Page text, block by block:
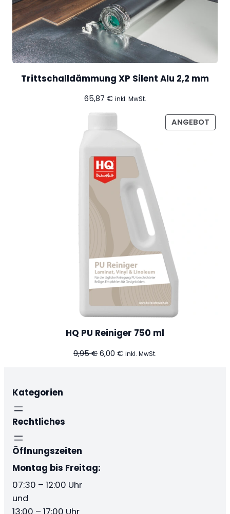
Trittschalldämmung XP Silent Alu 2,2 mm
65,87 € inkl. MwSt.
ANGEBOT
IM
HQ PU Reiniger 750 ml
9,95€ Ursprünglicher
6,00 €Aktueller
inkl. MwSt.
Kategorien
Rechtliches
Öffnungszeiten
Montag bis Freitag:
07:30 – 12:00 Uhr
und
13:00 – 17:00 Uhr